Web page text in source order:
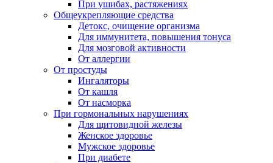
При ушибах, растяжениях
Общеукрепляющие средства
Детокс, очищение организма
Для иммунитета, повышения тонуса
Для мозговой активности
От аллергии
От простуды
Ингаляторы
От кашля
От насморка
При гормональных нарушениях
Для щитовидной железы
Женское здоровье
Мужское здоровье
При диабете